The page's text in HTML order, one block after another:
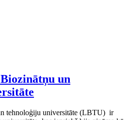
un
tehnoloģiju universitāte (LBTU) ir